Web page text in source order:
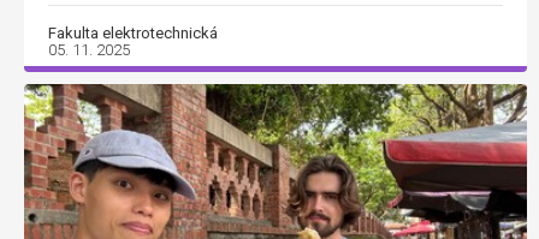
Fakulta elektrotechnická
05. 11. 2025